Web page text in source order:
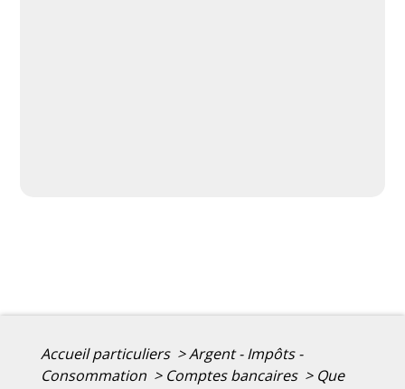
Accueil particuliers >Argent - Impôts -
Consommation > Comptes bancaires > Que